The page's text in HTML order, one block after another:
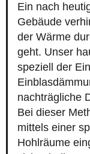
Ein nach
Gebäude
der Wärme
geht. Unser
speziell der
nachträgliche
Bei dieser
mittels einer
Hohlräume